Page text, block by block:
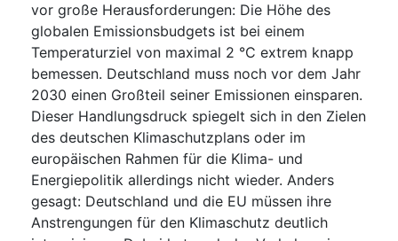
vor große Herausforderungen: Die Höhe des
globalen Emissionsbudgets ist bei einem
Temperaturziel von maximal 2 °C extrem knapp
bemessen. Deutschland muss noch vor dem Jahr
2030 einen Großteil seiner Emissionen einsparen.
Dieser Handlungsdruck spiegelt sich in den Zielen
des deutschen Klimaschutzplans oder im
europäischen Rahmen für die ⁠Klima⁠- und
Energiepolitik allerdings nicht wieder. Anders
gesagt: Deutschland und die EU müssen ihre
Anstrengungen für den ⁠Klimaschutz⁠ deutlich